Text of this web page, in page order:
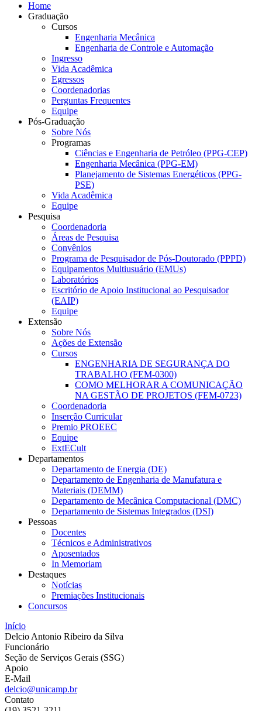
Home
Graduação
Cursos
Engenharia Mecânica
Engenharia de Controle e Automação
Ingresso
Vida Acadêmica
Egressos
Coordenadorias
Perguntas Frequentes
Equipe
Pós-Graduação
Sobre Nós
Programas
Ciências e Engenharia de Petróleo (PPG-CEP)
Engenharia Mecânica (PPG-EM)
Planejamento de Sistemas Energéticos (PPG-
PSE)
Vida Acadêmica
Equipe
Pesquisa
Coordenadoria
Áreas de Pesquisa
Convênios
Programa de Pesquisador de Pós-Doutorado (PPPD)
Equipamentos Multiusuário (EMUs)
Laboratórios
Escritório de Apoio Institucional ao Pesquisador
(EAIP)
Equipe
Extensão
Sobre Nós
Ações de Extensão
Cursos
ENGENHARIA DE SEGURANÇA DO
TRABALHO (FEM-0300)
COMO MELHORAR A COMUNICAÇÃO
NA GESTÃO DE PROJETOS (FEM-0723)
Coordenadoria
Inserção Curricular
Premio PROEEC
Equipe
ExtECult
Departamentos
Departamento de Energia (DE)
Departamento de Engenharia de Manufatura e
Materiais (DEMM)
Departamento de Mecânica Computacional (DMC)
Departamento de Sistemas Integrados (DSI)
Pessoas
Docentes
Técnicos e Administrativos
Aposentados
In Memoriam
Destaques
Notícias
Premiações Institucionais
Concursos
Início
Delcio Antonio Ribeiro da Silva
Funcionário
Seção de Serviços Gerais (SSG)
Apoio
E-Mail
delcio@unicamp.br
Contato